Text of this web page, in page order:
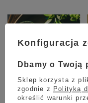
Konfiguracja
Dbamy o Twoją
Sklep korzysta z
zgodnie z Polityką
określić warunki